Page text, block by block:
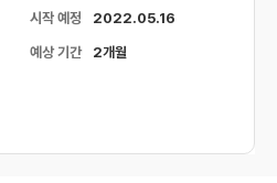
시작 예정 2022.05.16
예상 기간 2개월